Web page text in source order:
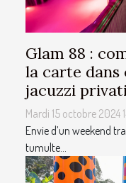
Glam 88 :
la carte dans
jacuzzi
Mardi 15 octobre 2024
Envie d’un weekend
tumulte...